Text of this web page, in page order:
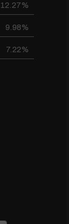
12.27%
9.98%
7.22%